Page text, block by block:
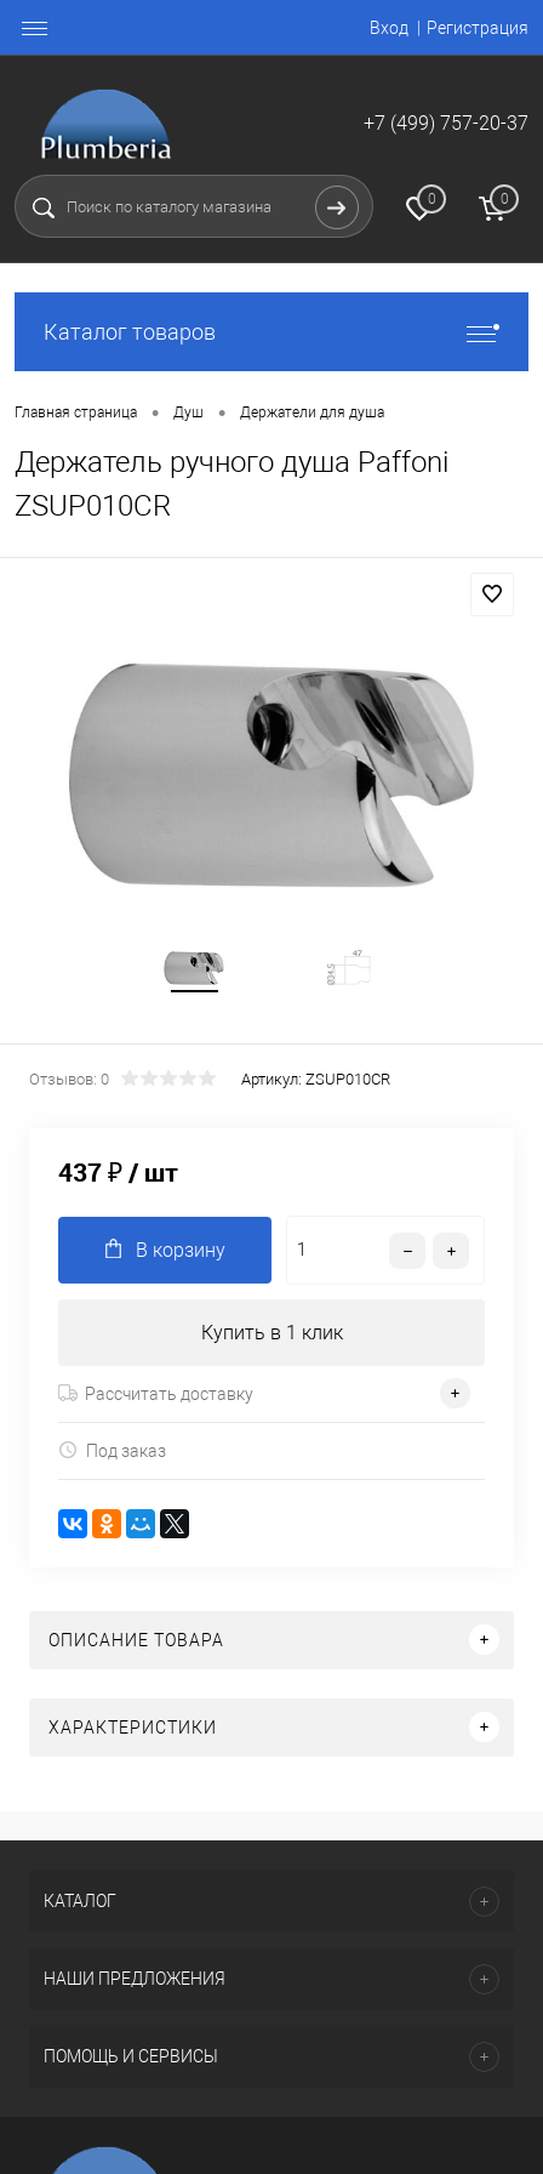
Вход Регистрация
+7 (499) 757-20-37
0 0
Каталог товаров
Главная страница • Душ • Держатели для душа
Держатель ручного душа Paffoni
ZSUP010CR
Отзывов: 0 Артикул: ZSUP010CR
437 ₽/ шт
В корзину
Купить в 1 клик
Рассчитать доставку
Под заказ
ОПИСАНИЕ ТОВАРА
ХАРАКТЕРИСТИКИ
КАТАЛОГ
НАШИ ПРЕДЛОЖЕНИЯ
ПОМОЩЬ И СЕРВИСЫ